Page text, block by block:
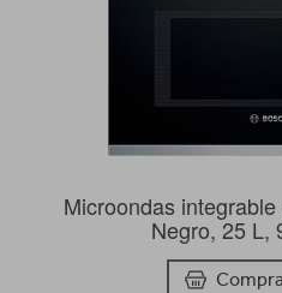
Microondas
Negro, 25 L,